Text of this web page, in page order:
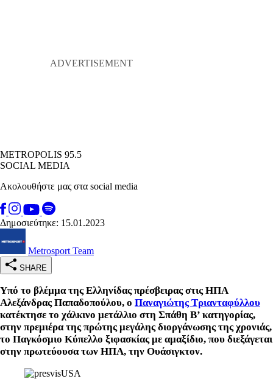
METROPOLIS 95.5
SOCIAL MEDIA
Ακολουθήστε μας στα social media
Δημοσιεύτηκε: 15.01.2023
Metrosport Team
SHARE
Υπό το βλέμμα της Ελληνίδας πρέσβειρας στις ΗΠΑ
Αλεξάνδρας Παπαδοπούλου, ο Παναγιώτης Τριανταφύλλου
κατέκτησε το χάλκινο μετάλλιο στη Σπάθη Β’ κατηγορίας,
στην πρεμιέρα της πρώτης μεγάλης διοργάνωσης της χρονιάς,
το Παγκόσμιο Κύπελλο ξιφασκίας με αμαξίδιο, που διεξάγεται
στην πρωτεύουσα των ΗΠΑ, την Ουάσιγκτον.